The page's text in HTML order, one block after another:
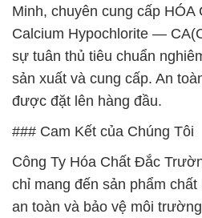
Minh, chuyên cung cấp HÓA
Calcium Hypochlorite —
sự tuân thủ tiêu chuẩn
sản xuất và cung cấp. An
được đặt lên hàng đầu.
### Cam Kết của Chúng Tôi
Công Ty Hóa Chất Đắc
chỉ mang đến sản phẩm
an toàn và bảo vệ môi